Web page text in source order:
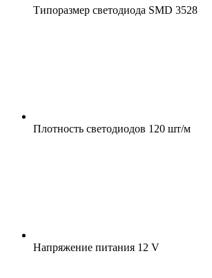
Типоразмер светодиода SMD 3528
Плотность светодиодов 120 шт/м
Напряжение питания 12 V